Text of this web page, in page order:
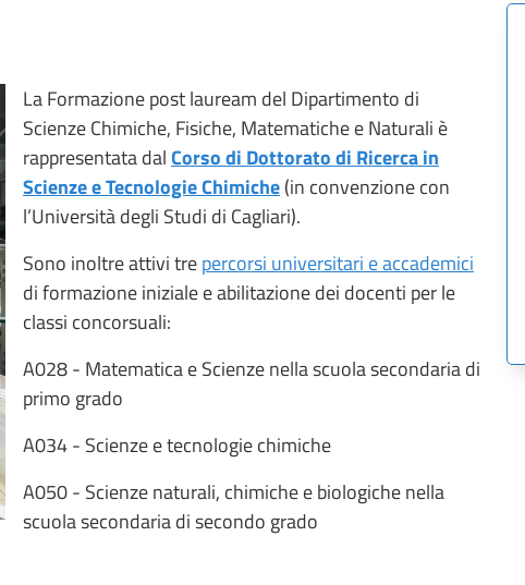
La Formazione post lauream del Dipartimento di
Scienze Chimiche, Fisiche, Matematiche e Naturali è
rappresentata dalCorso di Dottorato di Ricerca in
Scienze e Tecnologie Chimiche(in convenzione con
l’Università degli Studi di Cagliari).
Sono inoltre attivi trepercorsi universitari e accademici
di formazione iniziale e abilitazione dei docenti per le
classi concorsuali:
A028 - Matematica e Scienze nella scuola secondaria di
primo grado
A034 - Scienze e tecnologie chimiche
A050 - Scienze naturali, chimiche e biologiche nella
scuola secondaria di secondo grado